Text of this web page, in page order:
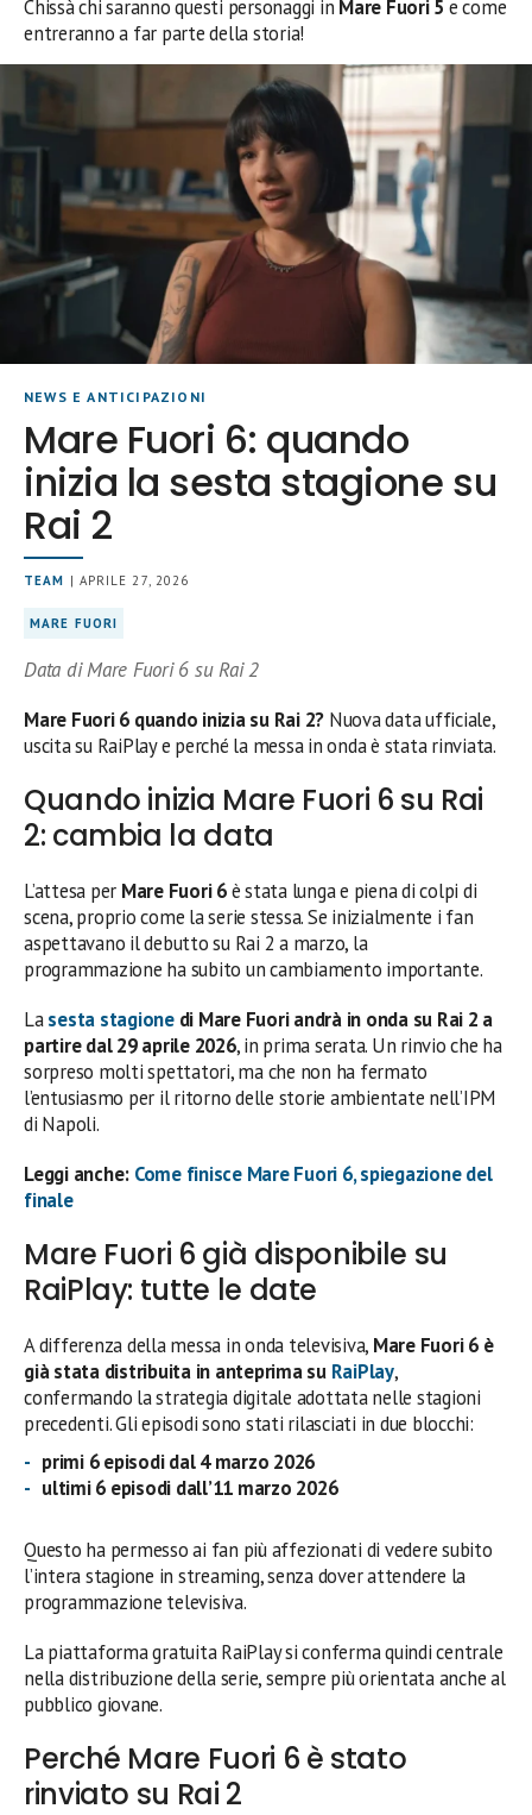
Chissà chi saranno questi personaggi in Mare Fuori 5 e come
entreranno a far parte della storia!
NEWS E ANTICIPAZIONI
Mare Fuori 6: quando
inizia la sesta stagione su
Rai 2
TEAM | APRILE 27, 2026
MARE FUORI
Data di Mare Fuori 6 su Rai 2
Mare Fuori 6 quando inizia su Rai 2? Nuova data ufficiale,
uscita su RaiPlay e perché la messa in onda è stata rinviata.
Quando inizia Mare Fuori 6 su Rai
2: cambia la data
L’attesa per Mare Fuori 6è stata lunga e piena di colpi di
scena, proprio come la serie stessa. Se inizialmente i fan
aspettavano il debutto su Rai 2 a marzo, la
programmazione ha subito un cambiamento importante.
Lasesta stagionedi Mare Fuori andrà in onda su Rai 2 a
partire dal 29 aprile 2026, in prima serata. Un rinvio che ha
sorpreso molti spettatori, ma che non ha fermato
l’entusiasmo per il ritorno delle storie ambientate nell’IPM
di Napoli.
Leggi anche: Come finisce Mare Fuori 6, spiegazione del
finale
Mare Fuori 6 già disponibile su
RaiPlay: tutte le date
A differenza della messa in onda televisiva, Mare Fuori 6 è
già stata distribuita in anteprima su RaiPlay,
confermando la strategia digitale adottata nelle stagioni
precedenti. Gli episodi sono stati rilasciati in due blocchi:
primi 6 episodi dal 4 marzo 2026
ultimi 6 episodi dall’11 marzo 2026
Questo ha permesso ai fan più affezionati di vedere subito
l’intera stagione in streaming, senza dover attendere la
programmazione televisiva.
La piattaforma gratuita RaiPlay si conferma quindi centrale
nella distribuzione della serie, sempre più orientata anche al
pubblico giovane.
Perché Mare Fuori 6 è stato
rinviato su Rai 2